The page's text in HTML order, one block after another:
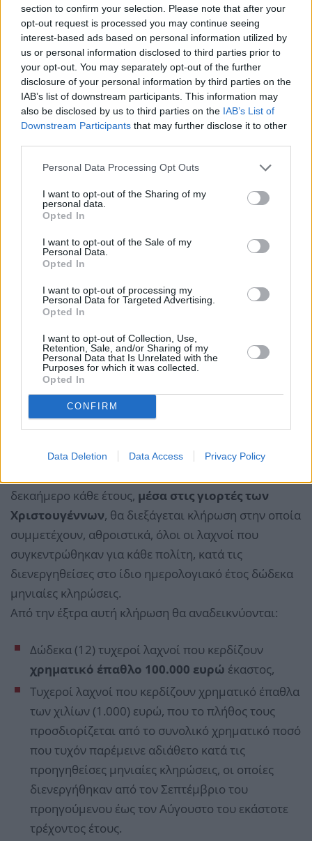
section to confirm your selection. Please note that after your
opt-out request is processed you may continue seeing
interest-based ads based on personal information utilized by
us or personal information disclosed to third parties prior to
your opt-out. You may separately opt-out of the further
disclosure of your personal information by third parties on the
IAB’s list of downstream participants. This information may
also be disclosed by us to third parties on the IAB’s List of
Downstream Participants that may further disclose it to other
Personal Data Processing Opt Outs
I want to opt-out of the Sharing of my
personal data.
Opted In
I want to opt-out of the Sale of my
Personal Data.
Opted In
I want to opt-out of processing my
Personal Data for Targeted Advertising.
Opted In
I want to opt-out of Collection, Use,
Retention, Sale, and/or Sharing of my
Personal Data that Is Unrelated with the
Purposes for which it was collected.
Opted In
CONFIRM
Data Deletion Data Access Privacy Policy
Super κλήρωση τα Χριστούγεννα
δεκαήμερο κάθε έτους, μέσα στις γιορτές των
Χριστουγέννων, θα διεξάγεται κλήρωση στην οποία
συμμετέχουν, αθροιστικά, όλοι οι λαχνοί που
συγκεντρώθηκαν για κάθε πολίτη, κατά τις
διενεργηθείσες στο ίδιο ημερολογιακό έτος δώδεκα
μηνιαίες κληρώσεις.
Από την έξτρα αυτή κλήρωση θα αναδεικνύονται:
Δώδεκα (12) τυχεροί λαχνοί που κερδίζουν
χρηματικό έπαθλο 100.000 ευρώ έκαστος,
Τυχεροί λαχνοί που κερδίζουν χρηματικό έπαθλα
των χιλίων (1.000) ευρώ, που το πλήθος τους
προσδιορίζεται από το συνολικό χρηματικό ποσό
που τυχόν παρέμεινε αδιάθετο κατά τις
προηγηθείσες μηνιαίες κληρώσεις, οι οποίες
διενεργήθηκαν από τον Σεπτέμβριο του
προηγούμενου έως τον Αύγουστο του εκάστοτε
τρέχοντος έτους.